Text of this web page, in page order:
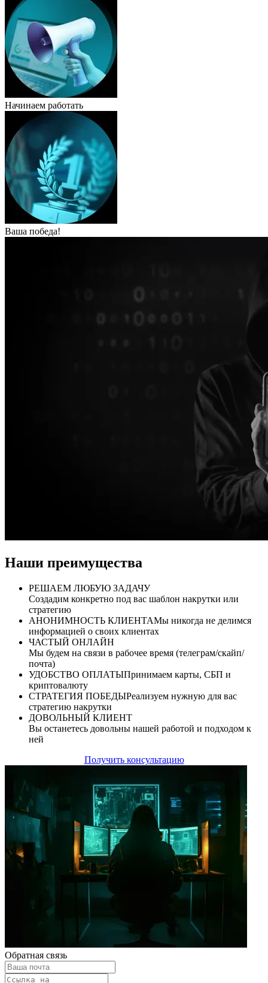
Начинаем работать
Ваша победа!
Наши преимущества
РЕШАЕМ ЛЮБУЮ ЗАДАЧУ
Создадим конкретно под вас шаблон накрутки или
стратегию
АНОНИМНОСТЬ КЛИЕНТАМы никогда не делимся
информацией о своих клиентах
ЧАСТЫЙ ОНЛАЙН
Мы будем на связи в рабочее время (телеграм/скайп/
почта)
УДОБСТВО ОПЛАТЫПринимаем карты, СБП и
криптовалюту
СТРАТЕГИЯ ПОБЕДЫРеализуем нужную для вас
стратегию накрутки
ДОВОЛЬНЫЙ КЛИЕНТ
Вы останетесь довольны нашей работой и подходом к
ней
Получить консультацию
Обратная связь